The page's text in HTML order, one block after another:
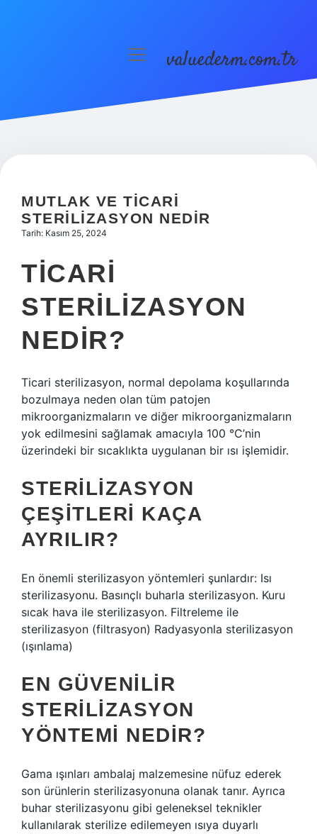
menüyüvaluederm.com.tr
MUTLAK VE TICARI
STERILIZASYON NEDIR
Tarih: Kasım 25, 2024
TICARI
STERILIZASYON
NEDIR?
Ticari sterilizasyon, normal depolama koşullarında
bozulmaya neden olan tüm patojen
mikroorganizmaların ve diğer mikroorganizmaların
yok edilmesini sağlamak amacıyla 100 °C’nin
üzerindeki bir sıcaklıkta uygulanan bir ısı işlemidir.
STERILIZASYON
ÇEŞITLERI KAÇA
AYRILIR?
En önemli sterilizasyon yöntemleri şunlardır: Isı
sterilizasyonu. Basınçlı buharla sterilizasyon. Kuru
sıcak hava ile sterilizasyon. Filtreleme ile
sterilizasyon (filtrasyon) Radyasyonla sterilizasyon
(ışınlama)
EN GÜVENILIR
STERILIZASYON
YÖNTEMI NEDIR?
Gama ışınları ambalaj malzemesine nüfuz ederek
son ürünlerin sterilizasyonuna olanak tanır. Ayrıca
buhar sterilizasyonu gibi geleneksel teknikler
kullanılarak sterilize edilemeyen ısıya duyarlı